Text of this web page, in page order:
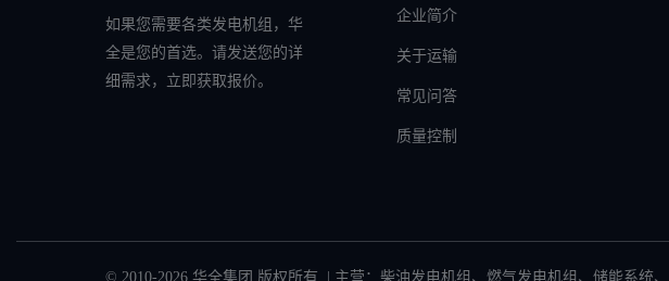
如果您需要各类发电机组，华
全是您的首选。请发送您的详
细需求，立即获取报价。
企业简介
关于运输
常见问答
质量控制
© 2010-2026 华全集团 版权所有 | 主营： 柴油发电机组 、 燃气发电机组 、 储能系统、